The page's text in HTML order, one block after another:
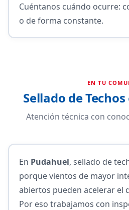
Cuéntanos cuándo ocurre:
o de forma constante.
EN TU
Sellado de
Atención técnica con
En Pudahuel, sellado de
porque vientos de mayor
abiertos pueden acelerar el
Por eso trabajamos con